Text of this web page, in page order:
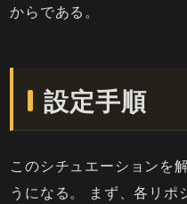
からである。
設定手順
このシチュエーションを
うになる。 まず、各リ